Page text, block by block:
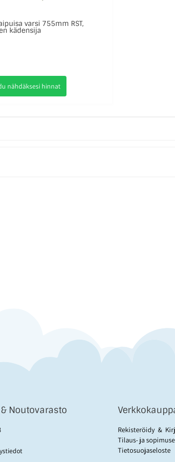
varsi 755mm RST,
kädensija
nähdäksesi hinnat
Noutovarasto
Rekisteröidy&
Tilaus- ja
Tietosuojaseloste